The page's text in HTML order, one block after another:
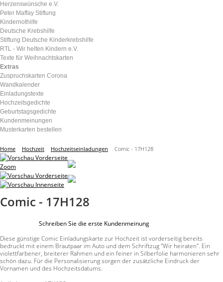
Herzenswünsche e.V.
Peter Maffay Stiftung
Kindernothilfe
Deutsche Krebshilfe
Stiftung Deutsche Kinderkrebshilfe
RTL - Wir helfen Kindern e.V.
Texte für Weihnachtskarten
Extras
Zuspruchskarten Corona
Wandkalender
Einladungstexte
Hochzeitsgedichte
Geburtstagsgedichte
Kundenmeinungen
Musterkarten bestellen
Home Hochzeit Hochzeitseinladungen Comic - 17H128
Zoom
Comic - 17H128
Schreiben Sie die erste Kundenmeinung
Diese günstige Comic Einladungskarte zur Hochzeit ist vorderseitig bereits
bedruckt mit einem Brautpaar im Auto und dem Schriftzug "Wir heiraten". Ein
violettfarbener, breiterer Rahmen und ein feiner in Silberfolie harmonieren sehr
schön dazu. Für die Personalisierung sorgen der zusätzliche Eindruck der
Vornamen und des Hochzeitsdatums.